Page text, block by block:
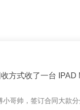
方式收了一台 IPAD
小哥帅，签订合同大款